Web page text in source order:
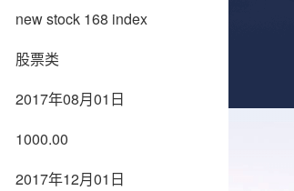
new stock 168 index
股票类
2017年08月01日
1000.00
2017年12月01日